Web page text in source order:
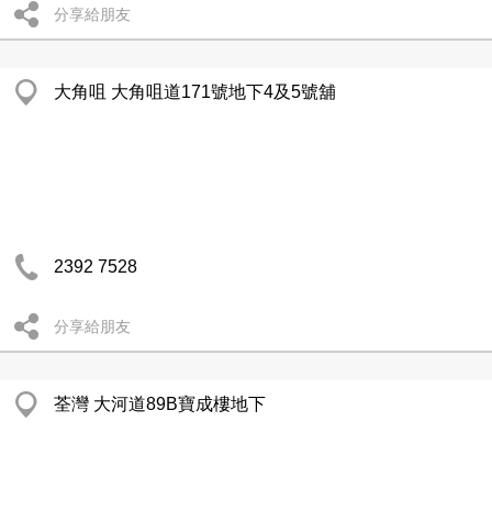
分享給朋友
大角咀 大角咀道171號地下4及5號舖
2392 7528
分享給朋友
荃灣 大河道89B寶成樓地下